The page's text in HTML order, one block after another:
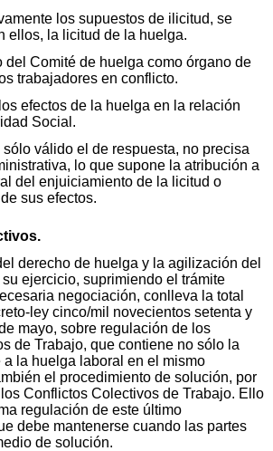
los supuestos de ilicitud, se
ellos, la licitud de la huelga.
del Comité de huelga como órgano de
trabajadores en conflicto.
efectos de la huelga en la relación
Social.
válido el de respuesta, no precisa
lo que supone la atribución a
del enjuiciamiento de la licitud o
sus efectos.
derecho de huelga y la agilización del
ejercicio, suprimiendo el trámite
negociación, conlleva la total
ley cinco/mil novecientos setenta y
mayo, sobre regulación de los
de Trabajo, que contiene no sólo la
la huelga laboral en el mismo
el procedimiento de solución, por
Conflictos Colectivos de Trabajo. Ello
regulación de este último
debe mantenerse cuando las partes
de solución.